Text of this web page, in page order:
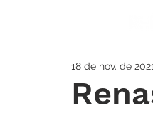
18 de nov. de 2021